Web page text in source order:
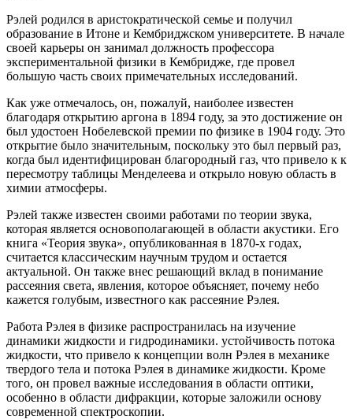
Рэлей родился в аристократической семье и получил
образование в Итоне и Кембриджском университете. В начале
своей карьеры он занимал должность профессора
экспериментальной физики в Кембридже, где провел
большую часть своих примечательных исследований.
Как уже отмечалось, он, пожалуй, наиболее известен
благодаря открытию аргона в 1894 году, за это достижение он
был удостоен Нобелевской премии по физике в 1904 году. Это
открытие было значительным, поскольку это был первый раз,
когда был идентифицирован благородный газ, что привело к к
пересмотру таблицы Менделеева и открыло новую область в
химии атмосферы.
Рэлей также известен своими работами по теории звука,
которая является основополагающей в области акустики. Его
книга «Теория звука», опубликованная в 1870-х годах,
считается классическим научным трудом и остается
актуальной. Он также внес решающий вклад в понимание
рассеяния света, явления, которое объясняет, почему небо
кажется голубым, известного как рассеяние Рэлея.
Работа Рэлея в физике распространилась на изучение
динамики жидкости и гидродинамики. устойчивость потока
жидкости, что привело к концепции волн Рэлея в механике
твердого тела и потока Рэлея в динамике жидкости. Кроме
того, он провел важные исследования в области оптики,
особенно в области дифракции, которые заложили основу
современной спектроскопии.